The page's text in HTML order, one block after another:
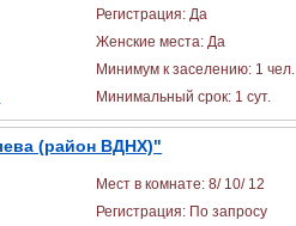
Регистрация: Да
Женские места: Да
Минимум к заселению: 1 чел.
Минимальный срок: 1 сут.
(район ВДНХ)"
Мест в комнате: 8/ 10/ 12
Регистрация: По запросу